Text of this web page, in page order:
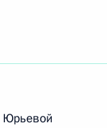
Российской
Юрьевой